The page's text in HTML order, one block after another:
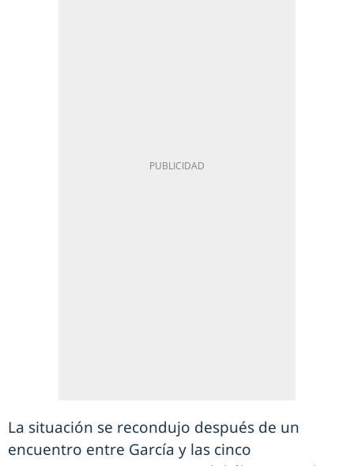
La situación se recondujo después de un
encuentro entre García y las cinco